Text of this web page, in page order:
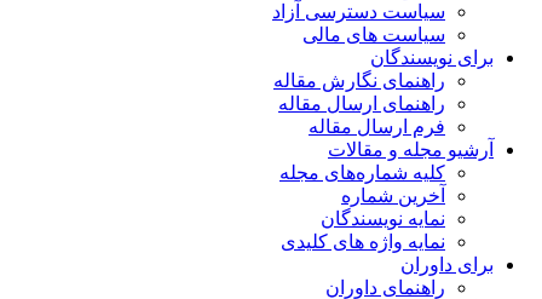
سیاست دسترسی آزاد
سیاست های مالی
برای نویسندگان
راهنمای نگارش مقاله
راهنمای ارسال مقاله
فرم ارسال مقاله
آرشیو مجله و مقالات
کلیه شماره‌های مجله
آخرین شماره
نمایه نویسندگان
نمایه واژه های کلیدی
برای داوران
راهنمای داوران